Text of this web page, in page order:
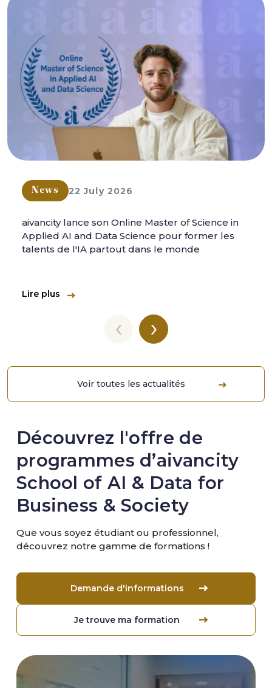
News 22 July 2026
aivancity lance son Online Master of Science in
Applied AI and Data Science pour former les
talents de l'IA partout dans le monde
Lire plus
‹ ›
Voir toutes les actualités
Découvrez l'offre de
programmes d’aivancity
School of AI & Data for
Business & Society
Que vous soyez étudiant ou professionnel,
découvrez notre gamme de formations !
Demande d'informations
Je trouve ma formation
Image